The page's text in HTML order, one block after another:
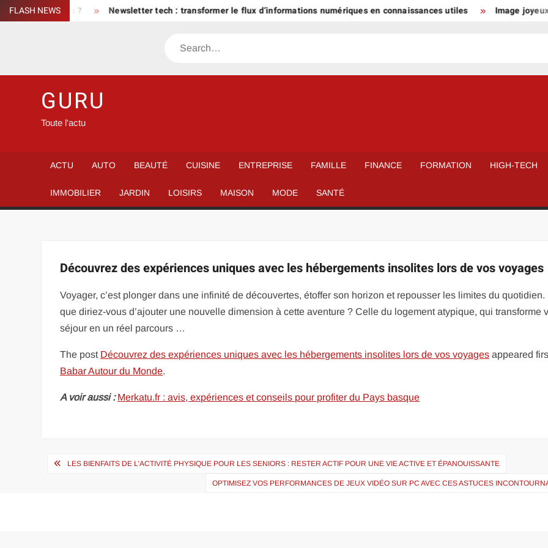
Skip
to
FLASH NEWS
son niveau ? Newsletter tech : transformer le flux d’informations numériques en connaissances utiles Image
Search
GURU
Toute l'actu
ACTU AUTO BEAUTÉ CUISINE ENTREPRISE FAMILLE FINANCE FORMATION HIGH-TECH
IMMOBILIER JARDIN LOISIRS MAISON MODE SANTÉ
Découvrez des expériences uniques avec les hébergements insolites lors de vos voyages
Voyager, c’est plonger dans une infinité de découvertes, étoffer son horizon et repousser les limites du quotidien.
que diriez-vous d’ajouter une nouvelle dimension à cette aventure ? Celle du logement atypique, qui transforme
séjour en un réel parcours …
The post Découvrez des expériences uniques avec les hébergements insolites lors de vos voyages appeared
Babar Autour du Monde.
A voir aussi : Merkatu.fr : avis, expériences et conseils pour profiter du Pays basque
Navigation
LES BIENFAITS DE L’ACTIVITÉ PHYSIQUE POUR LES SENIORS : RESTER ACTIF POUR UNE VIE ACTIVE ET ÉPANOUISSANTE
OPTIMISEZ VOS PERFORMANCES DE JEUX VIDÉO SUR PC AVEC CES ASTUCES